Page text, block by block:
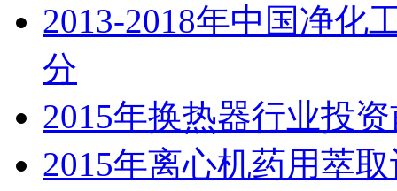
2013-2018年中国净化
分
2015年换热器行业投
2015年离心机药用萃